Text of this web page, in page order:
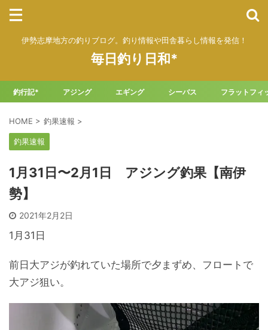
伊勢志摩地方の釣りブログ。釣り情報や田舎暮らし情報を発信！
毎日釣り日和*
釣行記* アジング エギング シーバス フラットフィ
HOME > 釣果速報 >
釣果速報
1月31日〜2月1日 アジング釣果【南伊
勢】
2021年2月2日
1月31日
前日大アジが釣れていた場所で夕まずめ、フロートで
大アジ狙い。